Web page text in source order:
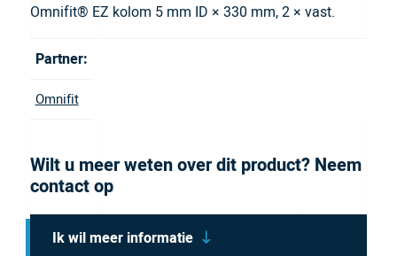
Omnifit® EZ kolom 5 mm ID × 330 mm, 2 × vast.
Partner:
Omnifit
Wilt u meer weten over dit product? Neem
contact op
Ik wil meer informatie